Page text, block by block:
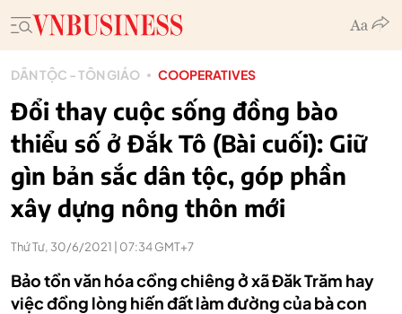
DÂN TỘC - TÔN GIÁO COOPERATIVES
Đổi thay cuộc sống đồng bào
thiểu số ở Đắk Tô (Bài cuối): Giữ
gìn bản sắc dân tộc, góp phần
xây dựng nông thôn mới
Thứ Tư, 30/6/2021 | 07:34 GMT+7
Bảo tồn văn hóa cồng chiêng ở xã Đăk Trăm hay
việc đồng lòng hiến đất làm đường của bà con